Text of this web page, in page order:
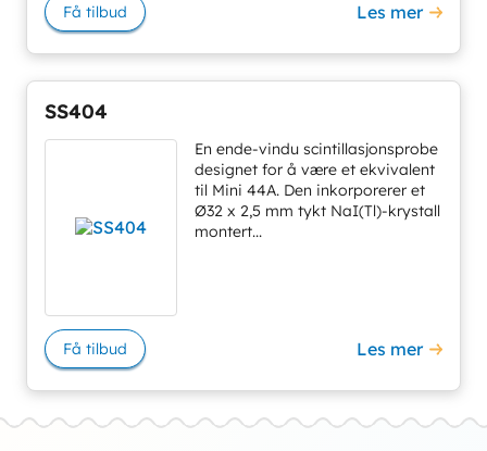
Få tilbud Les mer
SS404
En ende-vindu scintillasjonsprobe
designet for å være et ekvivalent
til Mini 44A. Den inkorporerer et
Ø32 x 2,5 mm tykt NaI(Tl)-krystall
montert...
Få tilbud Les mer